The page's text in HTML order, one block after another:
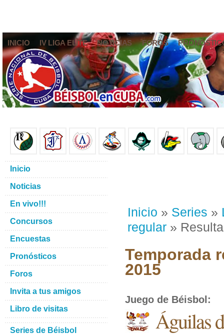
INICIO IV LIGA ELITE NOTICIAS FOROS
Inicio » Series »
regular »
Temporada
2015
Juego de Béisbol :
Águilas
Inicio
Noticias
En vivo!!!
Concursos
Encuestas
Pronósticos
Foros
Invita a tus amigos
Libro de visitas
Series de Béisbol